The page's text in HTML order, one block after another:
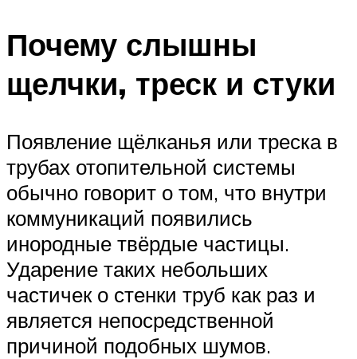
Почему слышны
щелчки, треск и стуки
Появление щёлканья или треска в
трубах отопительной системы
обычно говорит о том, что внутри
коммуникаций появились
инородные твёрдые частицы.
Ударение таких небольших
частичек о стенки труб как раз и
является непосредственной
причиной подобных шумов.